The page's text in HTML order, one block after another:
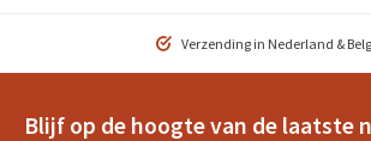
Verzending in Nederland &
Blijf op de hoogte van de laatste